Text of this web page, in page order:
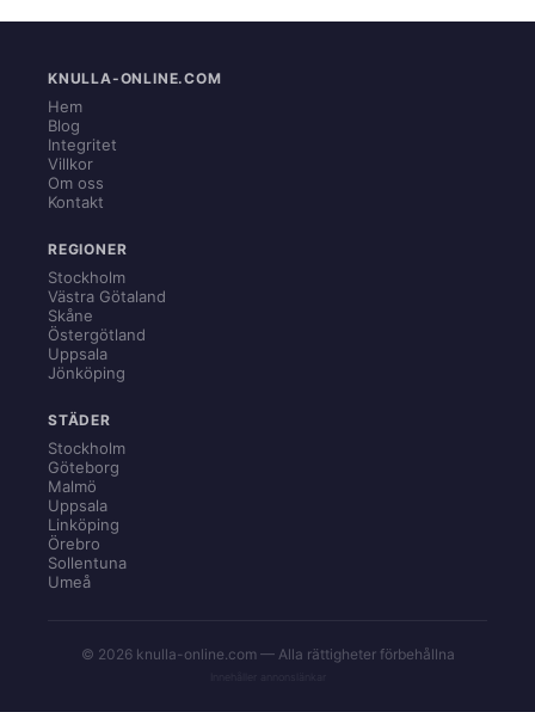
KNULLA-ONLINE.COM
Hem
Blog
Integritet
Villkor
Om oss
Kontakt
REGIONER
Stockholm
Västra Götaland
Skåne
Östergötland
Uppsala
Jönköping
STÄDER
Stockholm
Göteborg
Malmö
Uppsala
Linköping
Örebro
Sollentuna
Umeå
© 2026 knulla-online.com — Alla rättigheter förbehållna